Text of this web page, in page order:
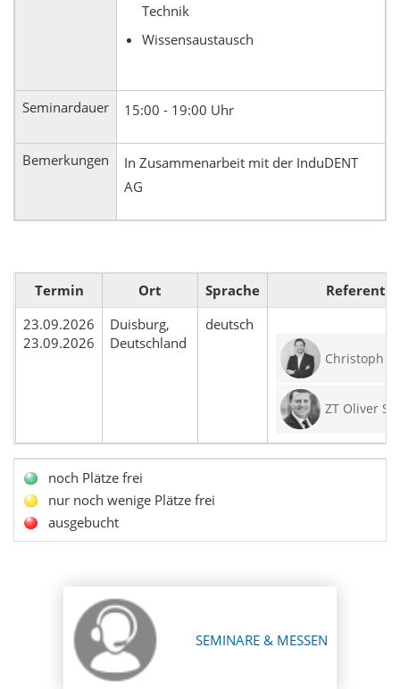
Technik
Wissensaustausch
Seminardauer 15:00 - 19:00 Uhr
Bemerkungen
In Zusammenarbeit mit der InduDENT
AG
Termin Ort Sprache
Referent
23.09.2026
23.09.2026
Duisburg,
Deutschland
deutsch
Christoph
ZT Oliver
noch Plätze frei
nur noch wenige Plätze frei
ausgebucht
SEMINARE & MESSEN